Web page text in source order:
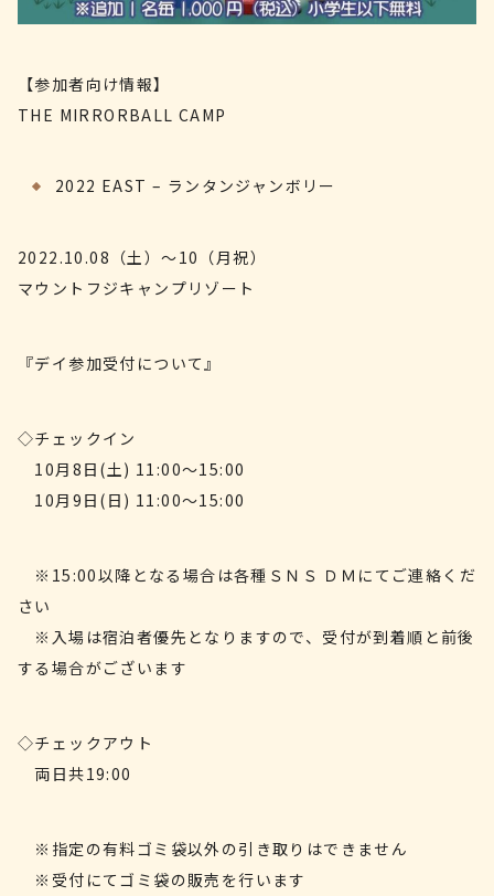
【参加者向け情報】
THE MIRRORBALL CAMP
2022 EAST – ランタンジャンボリー
2022.10.08（土）～10（月祝）
マウントフジキャンプリゾート
『デイ参加受付について』
◇チェックイン
10月8日(土) 11:00～15:00
10月9日(日) 11:00～15:00
※15:00以降となる場合は各種ＳＮＳ ＤＭにてご連絡くだ
さい
※入場は宿泊者優先となりますので、受付が到着順と前後
する場合がございます
◇チェックアウト
両日共19:00
※指定の有料ゴミ袋以外の引き取りはできません
※受付にてゴミ袋の販売を行います